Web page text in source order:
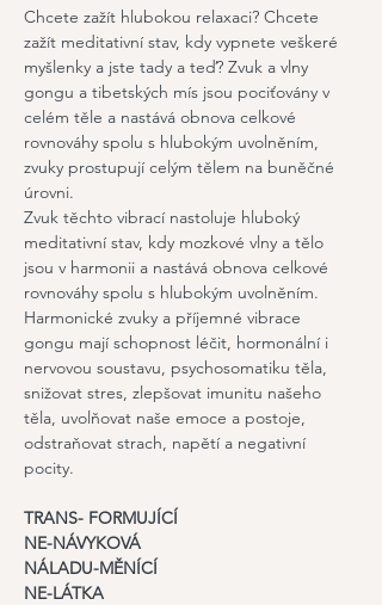
Chcete zažít hlubokou relaxaci? Chcete
zažít meditativní stav, kdy vypnete veškeré
myšlenky a jste tady a teď? Zvuk a vlny
gongu a tibetských mís jsou pociťovány v
celém těle a nastává obnova celkové
rovnováhy spolu s hlubokým uvolněním,
zvuky prostupují celým tělem na buněčné
úrovni.
Zvuk těchto vibrací nastoluje hluboký
meditativní stav, kdy mozkové vlny a tělo
jsou v harmonii a nastává obnova celkové
rovnováhy spolu s hlubokým uvolněním.
Harmonické zvuky a příjemné vibrace
gongu mají schopnost léčit, hormonální i
nervovou soustavu, psychosomatiku těla,
snižovat stres, zlepšovat imunitu našeho
těla, uvolňovat naše emoce a postoje,
odstraňovat strach, napětí a negativní
pocity.
TRANS- FORMUJÍCÍ
NE-NÁVYKOVÁ
NÁLADU-MĚNÍCÍ
NE-LÁTKA